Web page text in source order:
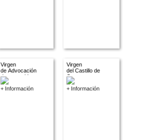
Virgen
de Advocación
desconocida
+ Información
Virgen
del Castillo de
Coca
+ Información